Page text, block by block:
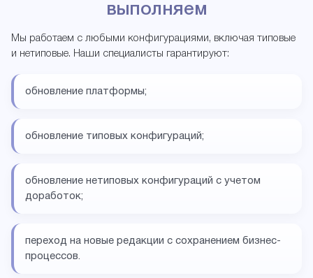
выполняем
Мы работаем с любыми конфигурациями, включая типовые
и нетиповые. Наши специалисты гарантируют:
обновление платформы;
обновление типовых конфигураций;
обновление нетиповых конфигураций с учетом
доработок;
переход на новые редакции с сохранением бизнес-
процессов.